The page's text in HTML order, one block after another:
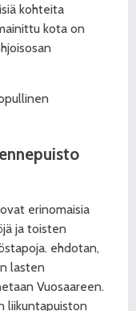
kohteita
kota on
erinomaisia
ja toisten
ehdotan,
lasten
Vuosaareen.
liikuntapuiston